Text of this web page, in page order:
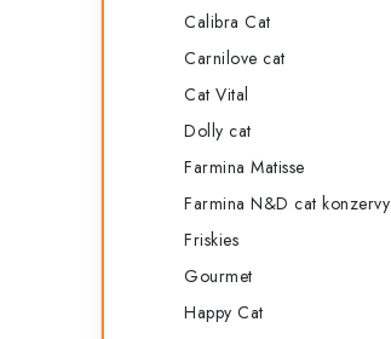
Calibra Cat
Carnilove cat
Cat Vital
Dolly cat
Farmina Matisse
Farmina N&D cat konzervy
Friskies
Gourmet
Happy Cat